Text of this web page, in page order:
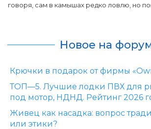
говоря, сам в камышах редко ловлю, но
Новое на
Крючки в подарок от фирмы
ТОП—5. Лучшие лодки ПВХ для
под мотор, НДНД. Рейтинг 2026
Живец как насадка: вопрос
или этики?